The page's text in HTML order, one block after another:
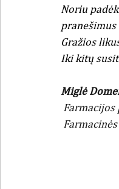
Noriu
Gražios
Iki kitų
Miglė